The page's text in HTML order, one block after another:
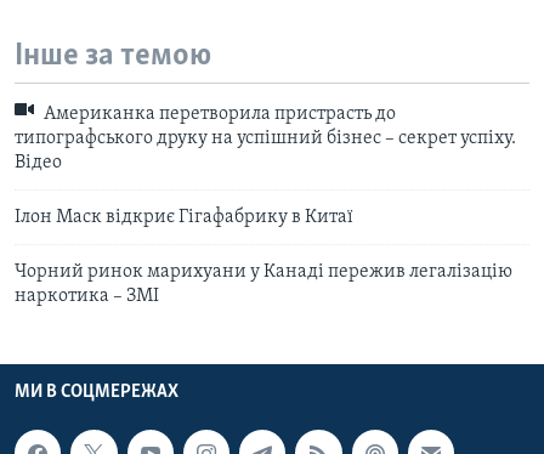
Інше за темою
Американка перетворила пристрасть до
типографського друку на успішний бізнес – секрет успіху.
Відео
Ілон Маск відкриє Гігафабрику в Китаї
Чорний ринок марихуани у Канаді пережив легалізацію
наркотика – ЗМІ
МИ В СОЦМЕРЕЖАХ